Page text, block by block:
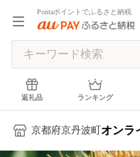
Pontaポイントでふるさと納税
返礼品 ランキング
京都府京丹波町 オンラ